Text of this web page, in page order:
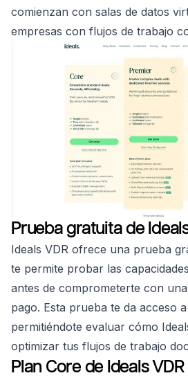
comienzan con salas de datos
empresas con flujos de trabajo
Prueba gratuita de
Ideals VDR ofrece una prueba
te permite probar las
antes de comprometerte con
pago. Esta prueba te da acceso
permitiéndote evaluar cómo
optimizar tus flujos de trabajo
Plan Core de Ideals VDR